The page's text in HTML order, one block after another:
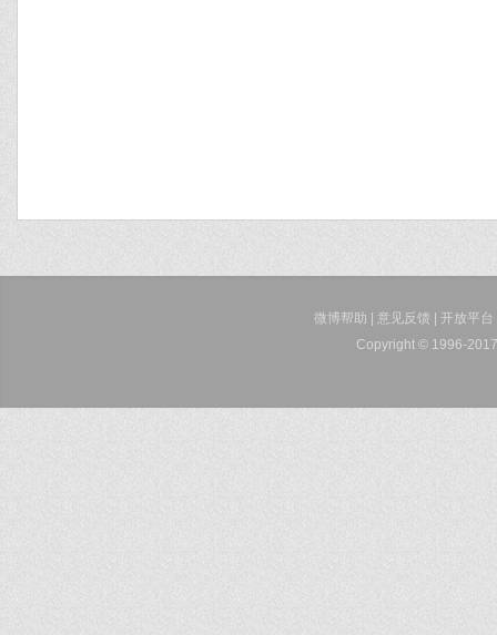
微博帮助 意见反馈 开放平台
Copyright © 1996-